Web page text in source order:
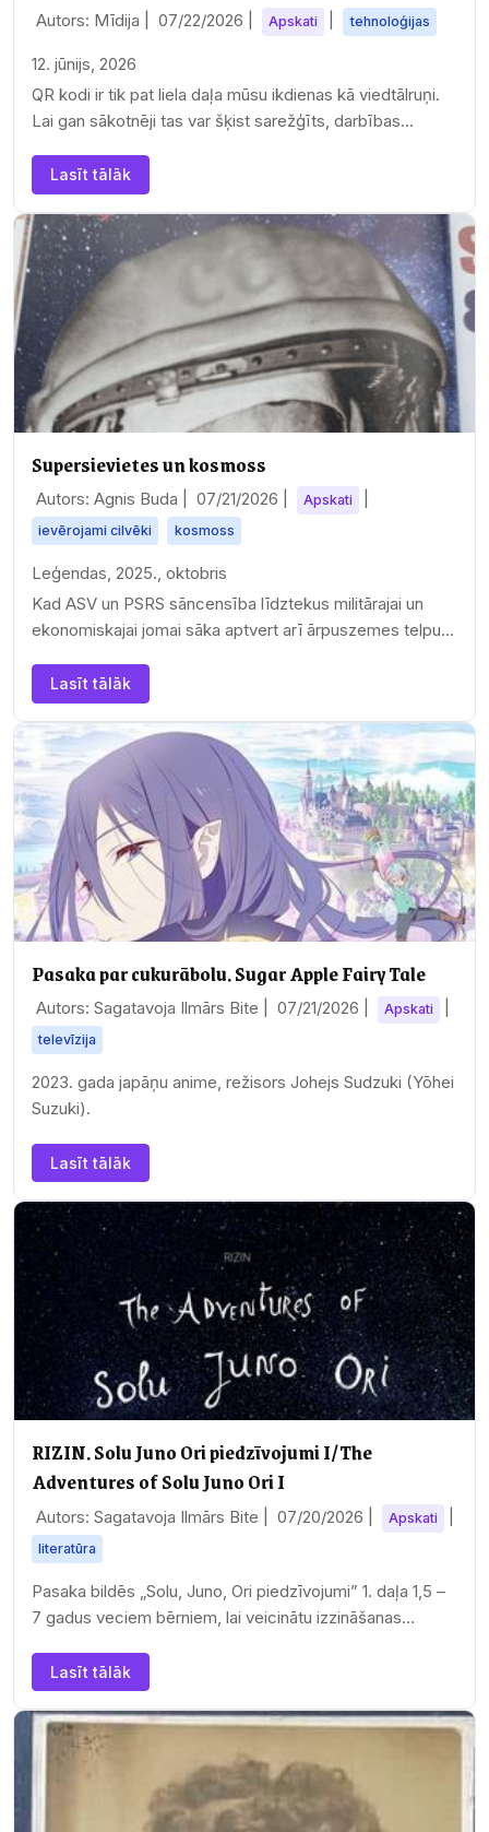
Autors: Mīdija | 07/22/2026 Apskati tehnoloģijas
12. jūnijs, 2026
QR kodi ir tik pat liela daļa mūsu ikdienas kā viedtālruņi.
Lai gan sākotnēji tas var šķist sarežģīts, darbības
Lasīt tālāk
Supersievietes un kosmoss
Autors: Agnis Buda | 07/21/2026 Apskati
ievērojami cilvēki kosmoss
Leģendas, 2025., oktobris
Kad ASV un PSRS sāncensība līdztekus militārajai un
ekonomiskajai jomai sāka aptvert arī ārpuszemes telpu,
Lasīt tālāk
Pasaka par cukurābolu. Sugar Apple Fairy Tale
Autors: Sagatavoja Ilmārs Bite | 07/21/2026 Apskati
televīzija
2023. gada japāņu anime, režisors Johejs Sudzuki (Yōhei
Suzuki).
Lasīt tālāk
RIZIN. Solu Juno Ori piedzīvojumi I/The
Adventures of Solu Juno Ori I
Autors: Sagatavoja Ilmārs Bite | 07/20/2026 Apskati
literatūra
Pasaka bildēs „Solu, Juno, Ori piedzīvojumi” 1. daļa 1,5 –
7 gadus veciem bērniem, lai veicinātu izzināšanas
Lasīt tālāk